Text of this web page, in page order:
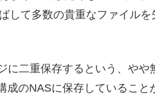
して多数の貴重なファイル
に二重保存するという、やや
成のNASに保存していること